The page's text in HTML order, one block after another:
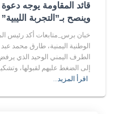
قائد المقاومة يوجه
وينصح بـ”التجربة الليبية”
خبان برس_متابعات أكد رئيس
الوطنية اليمنية، طارق محمد
الطرف اليمني الوحيد الذي يرفض
إلى الضغط عليهم لقبولها،
اقرأ المزيد…